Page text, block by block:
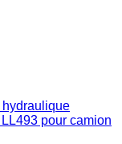
pour camion